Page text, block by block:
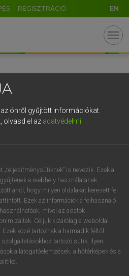
REGISZTRÁCIÓ EN
menu
önről gyűjtött információkat.
olvasd el az adatvédelmi
is nevezik. Ezek a
a webhely használatának
arról, hogy milyen oldalakat keresett fel
Ezek az információk a felhasználó
mivel az adatok
Céljuk kizárólag a weboldal
közé tartoznak a harmadik féltől
tartozó sütik; ilyen
a látogatóelemzések, a hőtérképek és a
, . - AltGr